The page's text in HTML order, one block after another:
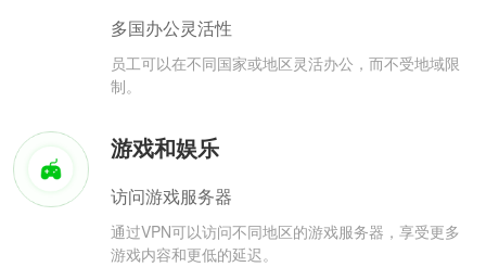
多国办公灵活性
员工可以在不同国家或地区灵活办公，而不受地域限
制。
游戏和娱乐
访问游戏服务器
通过VPN可以访问不同地区的游戏服务器，享受更多
游戏内容和更低的延迟。